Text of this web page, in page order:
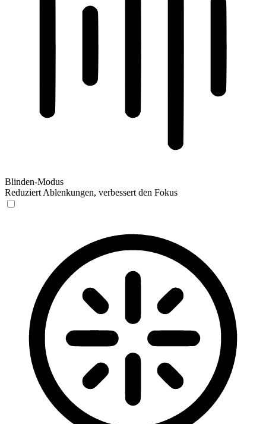
Blinden-Modus
Reduziert Ablenkungen, verbessert den Fokus